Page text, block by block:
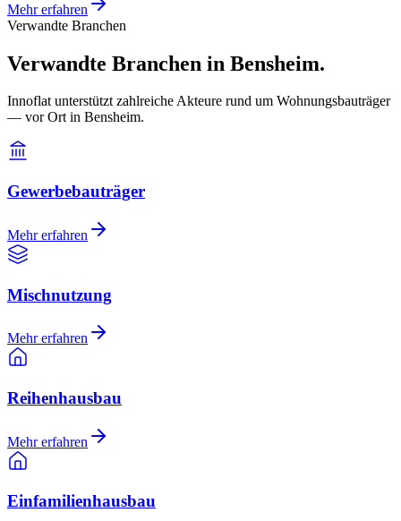
Mehr erfahren
Verwandte Branchen
Verwandte Branchen in Bensheim.
Innoflat unterstützt zahlreiche Akteure rund um Wohnungsbauträger
— vor Ort in Bensheim.
Gewerbebauträger
Mehr erfahren
Mischnutzung
Mehr erfahren
Reihenhausbau
Mehr erfahren
Einfamilienhausbau